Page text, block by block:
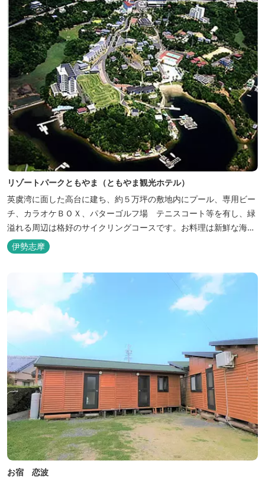
リゾートパークともやま（ともやま観光ホテル）
英虞湾に面した高台に建ち、約５万坪の敷地内にプール、専用ビー
チ、カラオケＢＯＸ、パターゴルフ場 テニスコート等を有し、緑
溢れる周辺は格好のサイクリングコースです。お料理は新鮮な海の
幸をふんだんに使用する荒磯焼、活造会席、伊勢海老残酷鍋会席、
松茸料理（秋）等グルメ志向の方に好評です。夏には野外バーベキ
ューも毎晩行ないます。
伊勢志摩
お宿 恋波